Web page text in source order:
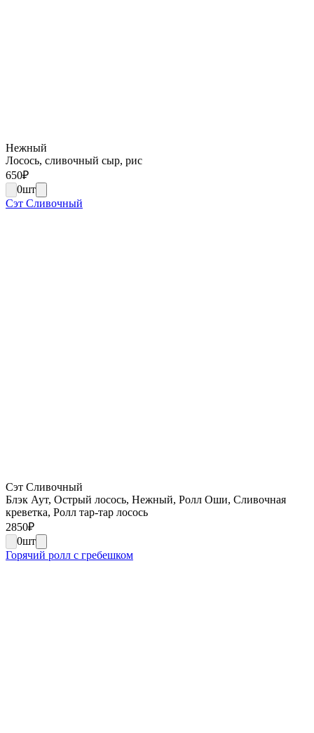
Нежный
Лосось, сливочный сыр, рис
650₽
0шт
Сэт Сливочный
Сэт Сливочный
Блэк Аут, Острый лосось, Нежный, Ролл Оши, Сливочная
креветка, Ролл тар-тар лосось
2850₽
0шт
Горячий ролл с гребешком